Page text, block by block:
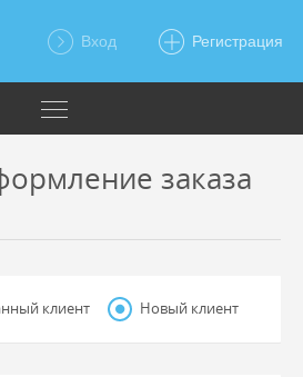
Вход Регистрация
заказа
клиент Новый клиент